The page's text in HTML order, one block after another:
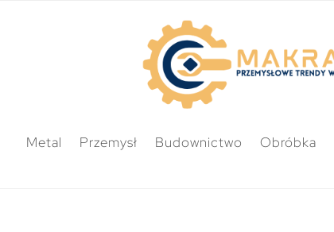
Metal Przemysł Budownictwo Obróbka